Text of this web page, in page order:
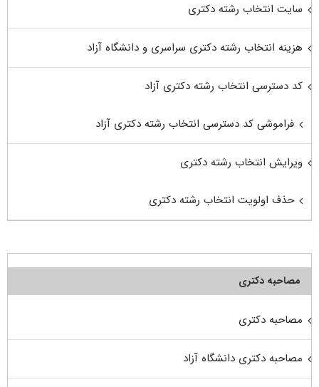
سایت انتخاب رشته دکتری
هزینه انتخاب رشته دکتری سراسری و دانشگاه آزاد
کد دسترسی انتخاب رشته دکتری آزاد
فراموشی کد دسترسی انتخاب رشته دکتری آزاد
ویرایش انتخاب رشته دکتری
حذف اولویت انتخاب رشته دکتری
مصاحبه دکتری
مصاحبه دکتری
مصاحبه دکتری دانشگاه آزاد